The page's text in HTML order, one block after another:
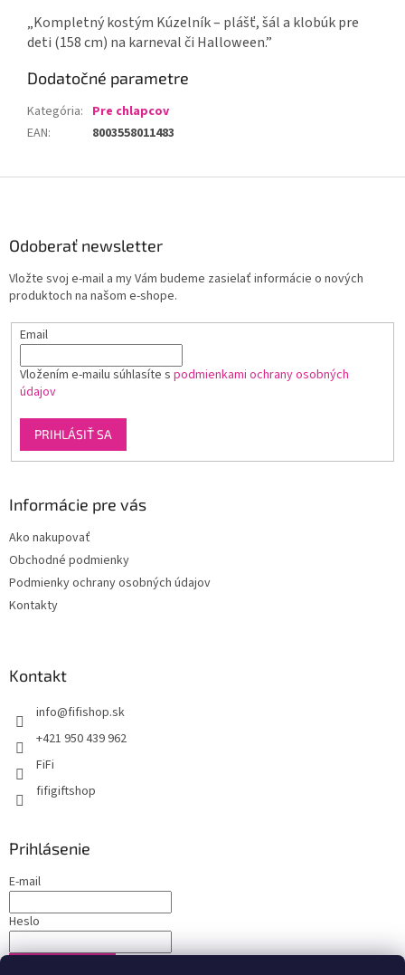
„Kompletný kostým Kúzelník – plášť, šál a klobúk pre
deti (158 cm) na karneval či Halloween.”
Dodatočné parametre
Kategória: Pre chlapcov
EAN: 8003558011483
Odoberať newsletter
Vložte svoj e-mail a my Vám budeme zasielať informácie o nových
produktoch na našom e-shope.
Email
Vložením e-mailu súhlasíte s podmienkami ochrany osobných
údajov
PRIHLÁSIŤ SA
Informácie pre vás
Ako nakupovať
Obchodné podmienky
Podmienky ochrany osobných údajov
Kontakty
Kontakt
info@fifishop.sk
+421 950 439 962
FiFi
fifigiftshop
Prihlásenie
E-mail
Heslo